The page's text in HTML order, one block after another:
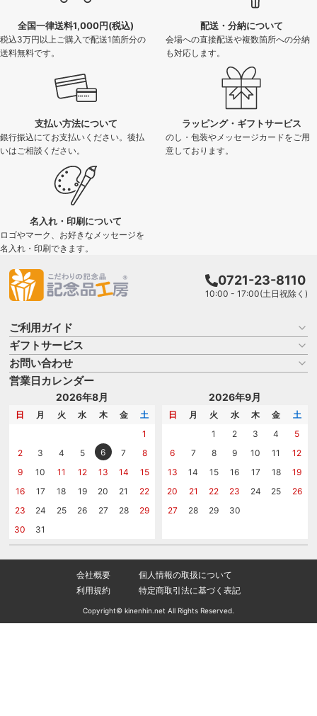
全国一律送料1,000円(税込)
税込3万円以上ご購入で配送1箇所分の
送料無料です。
配送・分納について
会場への直接配送や複数箇所への分納
も対応します。
支払い方法について
銀行振込にてお支払いください。後払
いはご相談ください。
ラッピング・ギフトサービス
のし・包装やメッセージカードをご用
意しております。
名入れ・印刷について
ロゴやマーク、お好きなメッセージを
名入れ・印刷できます。
0721-23-8110
10:00 - 17:00(土日祝除く)
ご利用ガイド
お買い物ガイド
よくある質問
はじめての記念品選び
記念品工房の使い方
ギフトサービス
名入れについて
のし
メッセージカード
お問い合わせ
商品選びを相談する
名入れについて相談する
カタログを請求する
営業日カレンダー
2026年8月
日 月 火 水 木 金
土
1
2
3 4 5 6 7
8
9
10 11 12 13 14
15
16
17 18 19 20 21
22
23
24 25 26 27 28
29
30
31
2026年9月
日 月 火 水 木 金
土
1
2 3 4
5
6
7 8 9 10 11
12
13
14 15 16 17 18
19
20
21 22 23 24 25
26
27
28 29 30
会社概要
個人情報の取扱について
利用規約
特定商取引法に基づく表記
Copyright© kinenhin.net All Rights Reserved.